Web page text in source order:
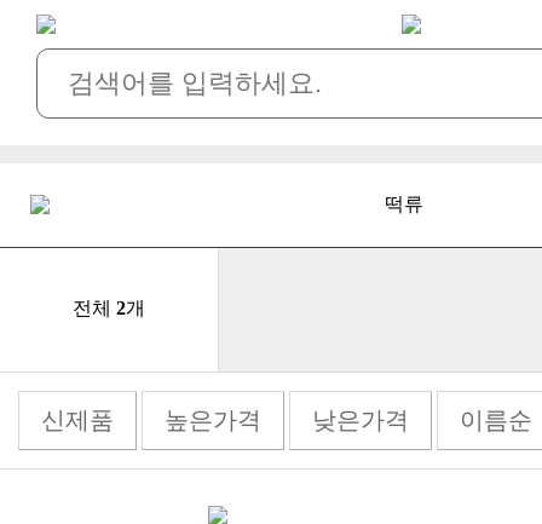
떡류
전체 2개
신제품 높은가격 낮은가격 이름순